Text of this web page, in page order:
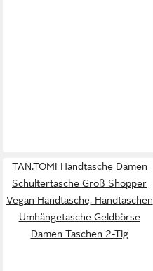
TAN.TOMI Handtasche Damen
Schultertasche Groß Shopper
Vegan Handtasche, Handtaschen
Umhängetasche Geldbörse
Damen Taschen 2-Tlg